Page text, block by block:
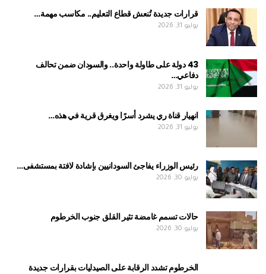
قرارات جديدة تُنعش قطاع التعليم.. مكاسب مهمة…
يوليو 31, 2026
43 دولة على طاولة واحدة.. والسودان ضمن تحالف
دفاعي…
يوليو 31, 2026
انهيار قناة ري يشرد أسرًا ويغرق قرية في هذه…
يوليو 31, 2026
رئيس الوزراء يفاجئ السودانيين بإشادة لافتة بمستشفى…
يوليو 30, 2026
حالات تسمم غامضة تثير القلق جنوب الخرطوم
يوليو 30, 2026
الخرطوم تشدد الرقابة على الصيدليات بقرارات جديدة